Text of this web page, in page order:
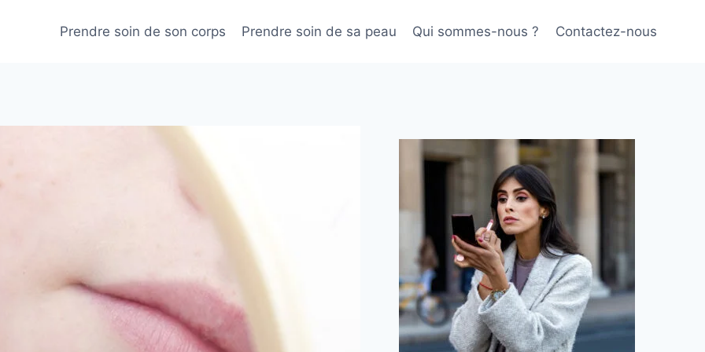
Prendre soin de son corps Prendre soin de sa peau Qui sommes-nous ? Contactez-nous